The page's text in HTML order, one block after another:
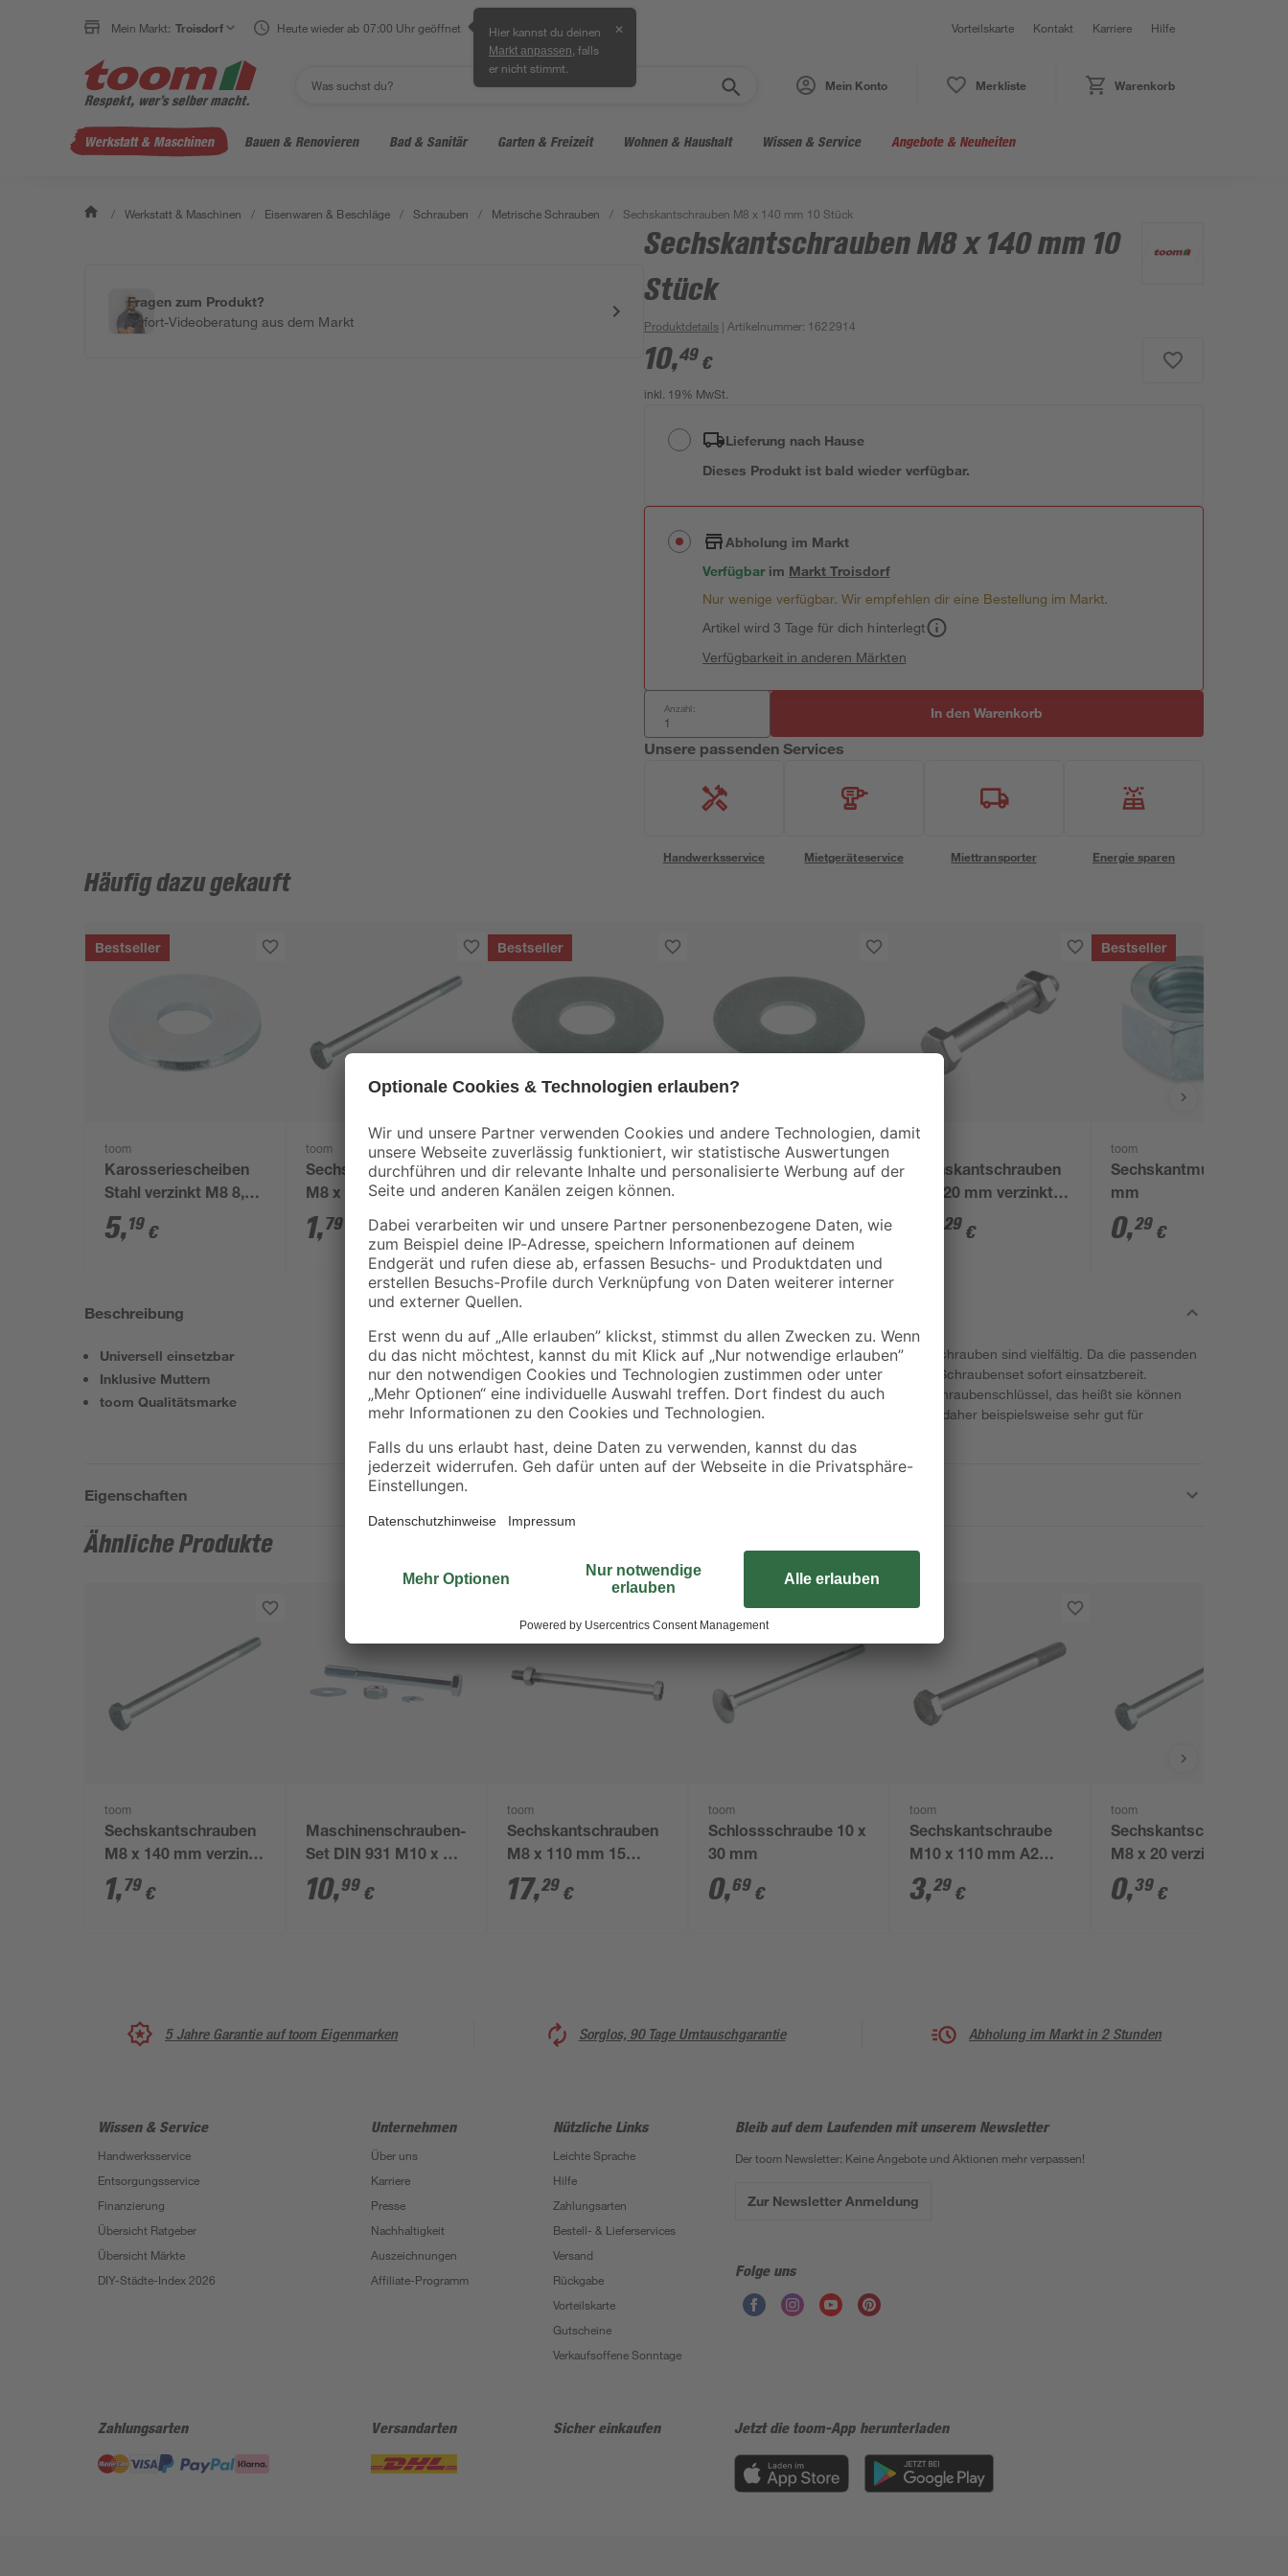
Mein Markt: Troisdorf Heute wieder ab 07:00 Uhr geöffnet Hier kannst du deinen
Markt anpassen , falls
er nicht stimmt.
✕ Vorteilskarte Kontakt Karriere Hilfe
Mein Konto Merkliste Warenkorb
Werkstatt & Maschinen Bauen & Renovieren Bad & Sanitär Garten & Freizeit Wohnen & Haushalt Wissen & Service Angebote & Neuheiten
/ Werkstatt & Maschinen / Eisenwaren & Beschläge / Schrauben / Metrische Schrauben / Sechskantschrauben M8 x 140 mm 10 Stück
Fragen zum Produkt?
Sofort-Videoberatung aus dem Markt
Sechskantschrauben M8 x 140 mm 10
Stück
Produktdetails | Artikelnummer: 1622914
10,49 €
inkl. 19% MwSt.
Lieferung nach Hause
Dieses Produkt ist bald wieder verfügbar.
Abholung im Markt
Verfügbar im MarktTroisdorf
Nur wenige verfügbar. Wir empfehlen dir eine Bestellung im Markt.
Artikel wird 3 Tage für dich hinterlegt
Verfügbarkeit in anderen Märkten
Anzahl: In den Warenkorb
Unsere passenden Services
Handwerksservice Mietgeräteservice Miettransporter Energie sparen
Häufig dazu gekauft
Bestseller
toom
Karosseriescheiben
Stahl verzinkt M8 8,4
mm 40 Stück
5,19 €
toom
Sechskantschrauben
M8 x 140 mm verzinkt
DIN 601
1,79
Bestseller
toom
Karosseriescheibe
Stahl 24 x 8,4 mm
0,29€
Karosseriescheiben Ø
10,29€
Sechskantschrauben
8 x 120 mm verzinkt
DIN 931 15 Stück
,29 €
Bestseller
toom
Sechskantmutter Ø 8
mm
0,29 €
Beschreibung
Universell einsetzbar
Inklusive Muttern
toom Qualitätsmarke
Die Verwendungsmöglichkeiten der Sechskantschrauben sind vielfältig. Da die passenden
Muttern im Lieferumfang enthalten sind, ist das Schraubenset sofort einsatzbereit.
Eingedreht werden die Schrauben mit einem Schraubenschlüssel, das heißt sie können
jederzeit nachgezogen werden und eignen sich daher beispielsweise sehr gut für
Eigenschaften
Ähnliche Produkte
toom
Sechskantschrauben
M8 x 140 mm verzinkt
DIN 601
1,79 €
Maschinenschrauben-
Set DIN 931 M10 x 90
mm 10 Stück
10,99 €
toom
Sechskantschrauben
M8 x 110 mm 15
Stück
17,29 €
toom
Schlossschraube 10 x
30 mm
0,69 €
toom
Sechskantschraube
M10 x 110 mm A2
DIN 931
3,29 €
toom
Sechskantschrauben
M8 x 20 verzinkt DIN
558
0,39 €
5 Jahre Garantie auf toom Eigenmarken Sorglos, 90 Tage Umtauschgarantie Abholung im Markt in 2 Stunden
Wissen & Service
Handwerksservice
Entsorgungsservice
Finanzierung
Übersicht Ratgeber
Übersicht Märkte
DIY-Städte-Index 2026
Unternehmen
Über uns
Karriere
Presse
Nachhaltigkeit
Auszeichnungen
Affiliate-Programm
Nützliche Links
Leichte Sprache
Hilfe
Zahlungsarten
Bestell- & Lieferservices
Versand
Rückgabe
Vorteilskarte
Gutscheine
Verkaufsoffene Sonntage
Bleib auf dem Laufenden mit unserem Newsletter
Der toom Newsletter: Keine Angebote und Aktionen mehr verpassen!
Zur Newsletter Anmeldung
Folge uns
Zahlungsarten Versandarten Sicher einkaufen Jetzt die toom-App herunterladen